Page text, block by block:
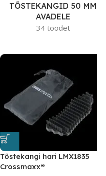
TÕSTEKANGID 50 MM
AVADELE
34 toodet
Tõstekangi hari LMX1835
Crossmaxx®